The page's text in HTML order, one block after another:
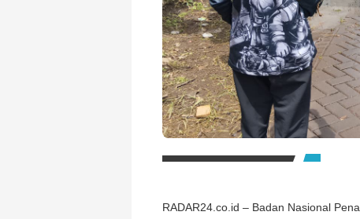
RADAR24.co.id – Badan Nasional